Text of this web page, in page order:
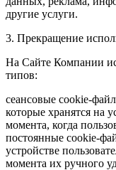
другие услуги.
3. Прекращение
На Сайте Компании
типов:
сеансовые cookie-
которые хранятся на
момента, когда
постоянные cookie-
устройстве
момента их ручного